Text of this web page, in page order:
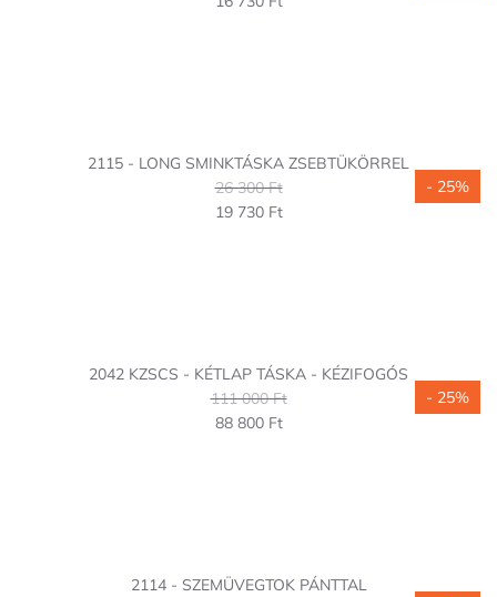
2115 - LONG SMINKTÁSKA ZSEBTÜKÖRREL
26 300 Ft
19 730 Ft
2042 KZSCS - KÉTLAP TÁSKA - KÉZIFOGÓS
111 000 Ft
88 800 Ft
2114 - SZEMÜVEGTOK PÁNTTAL
- 25%
- 25%